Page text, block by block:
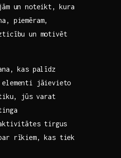
un noteikt,⁢ kura
piemēram,
un ‍motivēt
kas palīdz
elementi jāievieto
jūs varat
⁣aktivitātes tirgus
par rīkiem, kas tiek